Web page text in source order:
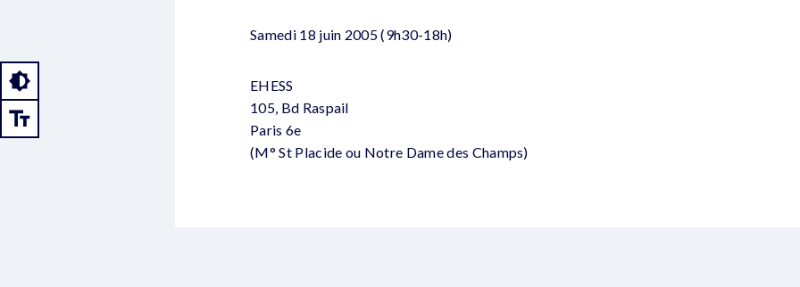
Samedi 18 juin 2005 (9h30-18h)
EHESS
105, Bd Raspail
Paris 6e
(M° St Placide ou Notre Dame des Champs)